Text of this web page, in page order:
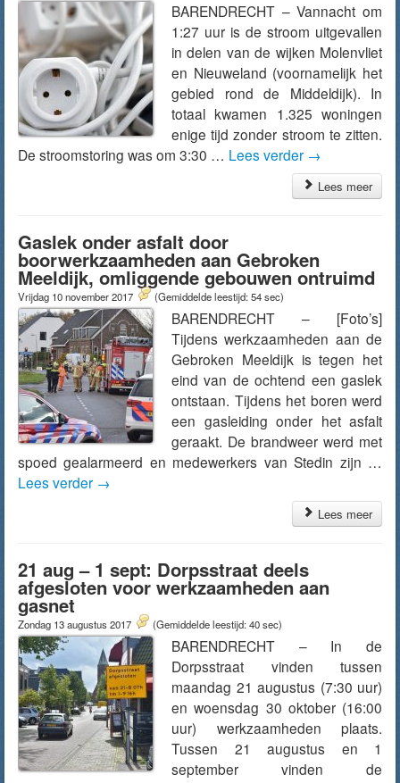
BARENDRECHT – Vannacht om
1:27 uur is de stroom uitgevallen
in delen van de wijken Molenvliet
en Nieuweland (voornamelijk het
gebied rond de Middeldijk). In
totaal kwamen 1.325 woningen
enige tijd zonder stroom te zitten.
De stroomstoring was om 3:30 … Lees verder →
Lees meer
Gaslek onder asfalt door
boorwerkzaamheden aan Gebroken
Meeldijk, omliggende gebouwen ontruimd
Vrijdag 10 november 2017 (Gemiddelde leestijd: 54 sec)
BARENDRECHT – [Foto’s]
Tijdens werkzaamheden aan de
Gebroken Meeldijk is tegen het
eind van de ochtend een gaslek
ontstaan. Tijdens het boren werd
een gasleiding onder het asfalt
geraakt. De brandweer werd met
spoed gealarmeerd en medewerkers van Stedin zijn …
Lees verder →
Lees meer
21 aug – 1 sept: Dorpsstraat deels
afgesloten voor werkzaamheden aan
gasnet
Zondag 13 augustus 2017 (Gemiddelde leestijd: 40 sec)
BARENDRECHT – In de
Dorpsstraat vinden tussen
maandag 21 augustus (7:30 uur)
en woensdag 30 oktober (16:00
uur) werkzaamheden plaats.
Tussen 21 augustus en 1
september vinden de